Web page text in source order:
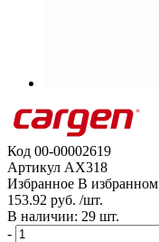
Код 00-00002619
Артикул AX318
Избранное В избранном
153.92 руб. /шт.
В наличии: 29 шт.
-